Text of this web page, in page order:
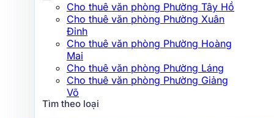
Hạng A
Hạng B
Hạng C
Hạng D
Tìm theo đường
Cho thuê văn phòng Phường Tây Hồ
Cho thuê văn phòng Phường Xuân
Đỉnh
Cho thuê văn phòng Phường Hoàng
Mai
Cho thuê văn phòng Phường Láng
Cho thuê văn phòng Phường Giảng
Võ
Tìm theo loại